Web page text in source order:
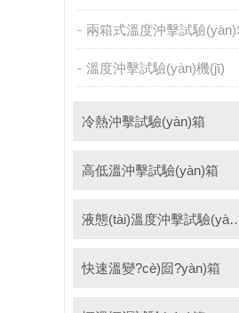
兩箱式溫度沖擊試驗(yàn)
溫度沖擊試驗(yàn)機(jī)
冷熱沖擊試驗(yàn)箱
高低溫沖擊試驗(yàn)箱
液態(tài)溫度沖擊
快速溫變?cè)囼?yàn)箱